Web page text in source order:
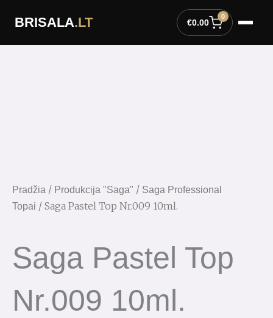
BRISALA.LT €0.00
0
Pradžia / Produkcija "Saga" / Saga Professional
Topai / Saga Pastel Top Nr.009 10ml.
Saga Pastel Top
Nr.009 10ml.